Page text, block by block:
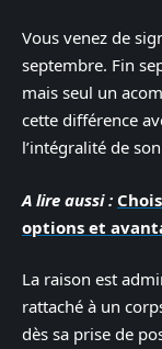
Vous venez de
septembre. Fin
mais seul un
cette différence
l’intégralité de
A lire aussi :
options et
La raison est
rattaché à un
dès sa prise de